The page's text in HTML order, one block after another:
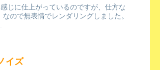
じに仕上がっているのですが、仕方な
ので無表情でレンダリングしました。
イズ